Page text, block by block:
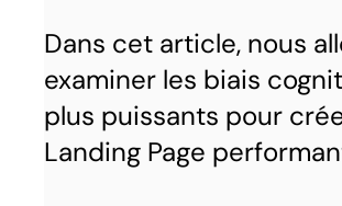
Dans cet article, nous
examiner les biais
plus puissants pour
Landing Page